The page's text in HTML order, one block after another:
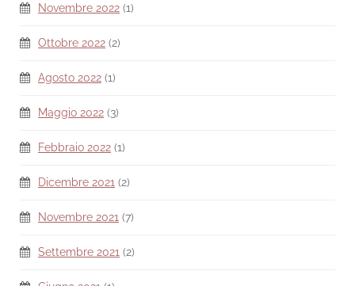
Novembre 2022 (1)
Ottobre 2022 (2)
Agosto 2022 (1)
Maggio 2022 (3)
Febbraio 2022 (1)
Dicembre 2021 (2)
Novembre 2021 (7)
Settembre 2021 (2)